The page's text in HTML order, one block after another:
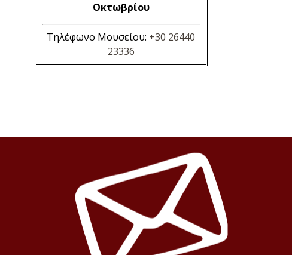
Οκτωβρίου
Τηλέφωνο Μουσείου: +30 26440
23336